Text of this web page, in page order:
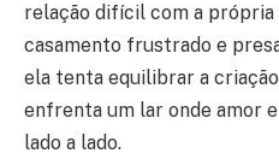
relação difícil com a própria
casamento frustrado e
ela tenta equilibrar a
enfrenta um lar onde amor
lado a lado.